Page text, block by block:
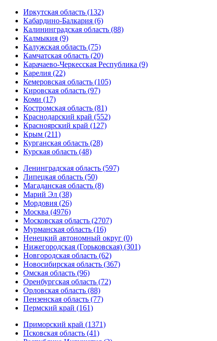
Иркутская область (132)
Кабардино-Балкария (6)
Калининградская область (88)
Калмыкия (9)
Калужская область (75)
Камчатская область (20)
Карачаево-Черкесская Республика (9)
Карелия (22)
Кемеровская область (105)
Кировская область (97)
Коми (17)
Костромская область (81)
Краснодарский край (552)
Красноярский край (127)
Крым (211)
Курганская область (28)
Курская область (48)
Ленинградская область (597)
Липецкая область (50)
Магаданская область (8)
Марий Эл (38)
Мордовия (26)
Москва (4976)
Московская область (2707)
Мурманская область (16)
Ненецкий автономный округ (0)
Нижегородская (Горьковская) (301)
Новгородская область (62)
Новосибирская область (367)
Омская область (96)
Оренбургская область (72)
Орловская область (88)
Пензенская область (77)
Пермский край (161)
Приморский край (1371)
Псковская область (41)